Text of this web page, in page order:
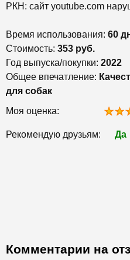
РКН: сайт youtube.com
Время использования: 60
Стоимость: 353 руб.
Год выпуска/покупки: 2022
Общее впечатление:
для собак
Моя оценка:
Рекомендую друзьям: Да
Комментарии на